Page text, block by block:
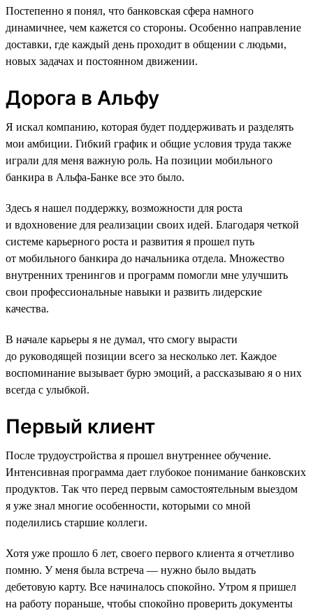
Постепенно я понял, что банковская сфера намного
динамичнее, чем кажется со стороны. Особенно направление
доставки, где каждый день проходит в общении с людьми,
новых задачах и постоянном движении.
Дорога в Альфу
Я искал компанию, которая будет поддерживать и разделять
мои амбиции. Гибкий график и общие условия труда также
играли для меня важную роль. На позиции мобильного
банкира в Альфа-Банке все это было.
Здесь я нашел поддержку, возможности для роста
и вдохновение для реализации своих идей. Благодаря четкой
системе карьерного роста и развития я прошел путь
от мобильного банкира до начальника отдела. Множество
внутренних тренингов и программ помогли мне улучшить
свои профессиональные навыки и развить лидерские
качества.
В начале карьеры я не думал, что смогу вырасти
до руководящей позиции всего за несколько лет. Каждое
воспоминание вызывает бурю эмоций, а рассказываю я о них
всегда с улыбкой.
Первый клиент
После трудоустройства я прошел внутреннее обучение.
Интенсивная программа дает глубокое понимание банковских
продуктов. Так что перед первым самостоятельным выездом
я уже знал многие особенности, которыми со мной
поделились старшие коллеги.
Хотя уже прошло 6 лет, своего первого клиента я отчетливо
помню. У меня была встреча — нужно было выдать
дебетовую карту. Все начиналось спокойно. Утром я пришел
на работу пораньше, чтобы спокойно проверить документы